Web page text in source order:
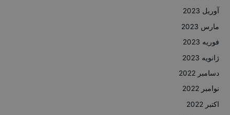
آوریل 2023
مارس 2023
فوریه 2023
ژانویه 2023
دسامبر 2022
نوامبر 2022
اکتبر 2022